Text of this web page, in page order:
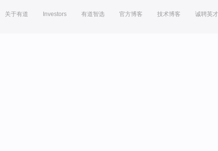
关于有道 Investors 有道智选 官方博客 技术博客 诚聘英才